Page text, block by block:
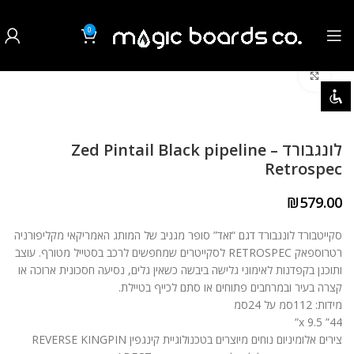
צבע רקע
zoom_out זום (הקטנה)
zoom_in זום (הגדלה)
remove_circle_outline הקטנת גופן
add_circle_outline הגדלת גופן
spellcheck גופן קריא
0
לחצו להגדלה
לונגבורד Zed Pintail Black pipeline –
Retrospec
₪579.00
סקייטבורד לונגבורד דגם “זאד” סופר מגניב של המותג האמריקאי מקליפורניה
רטרוספאק RETROSPEC לסקייטרים שמחפשים לרכב בסטייל מטורף. עוצב
ותוכנן בקפדנות לאימוני גלישה ביבשה כשאין גלים, נסיעה חסכונית ארוכה או
קצרה בעיר ובמרחבים פתוחים או סתם לכייף בטיילת.
מידות: 112סמ על 24סמ
44” x 9.5”
צירים אלומיניום נוחים מיוצרים בטכנולוגיית קינגפין REVERSE KINGPIN